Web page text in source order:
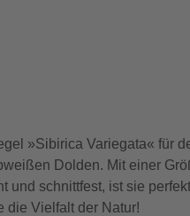
»Sibirica Variegata« für
Dolden. Mit einer
und schnittfest, ist sie
die Vielfalt der Natur!